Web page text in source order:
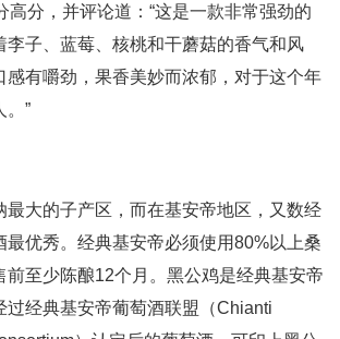
高分，并评论道：“这是一款非常强劲的
李子、蓝莓、核桃和干蘑菇的香气和风
感有嚼劲，果香美妙而浓郁，对于这个年
。”
最大的子产区，而在基安帝地区，又数经
最优秀。经典基安帝必须使用80%以上桑
前至少陈酿12个月。黑公鸡是经典基安帝
过经典基安帝葡萄酒联盟（Chianti